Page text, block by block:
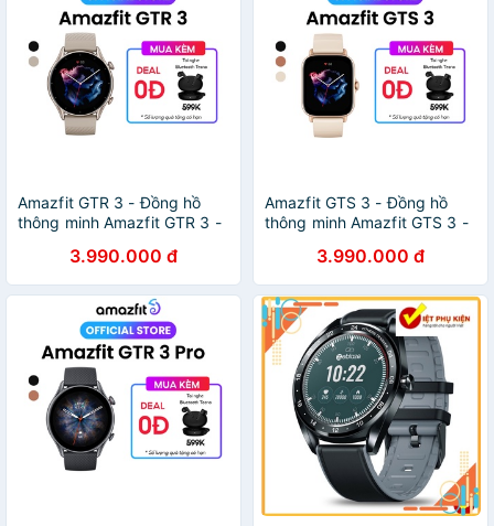
Amazfit GTR 3 - Đồng hồ
thông minh Amazfit GTR 3 -
3.990.000 đ
Amazfit GTS 3 - Đồng hồ
thông minh Amazfit GTS 3 -
3.990.000 đ